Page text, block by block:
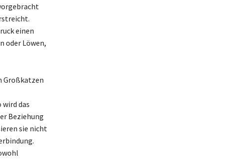
einen
oder Löwen,
Großkatzen
das
Beziehung
sie nicht